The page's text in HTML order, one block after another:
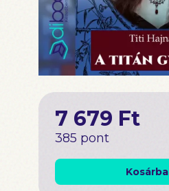
7 679 Ft
385 pont
Kosárba